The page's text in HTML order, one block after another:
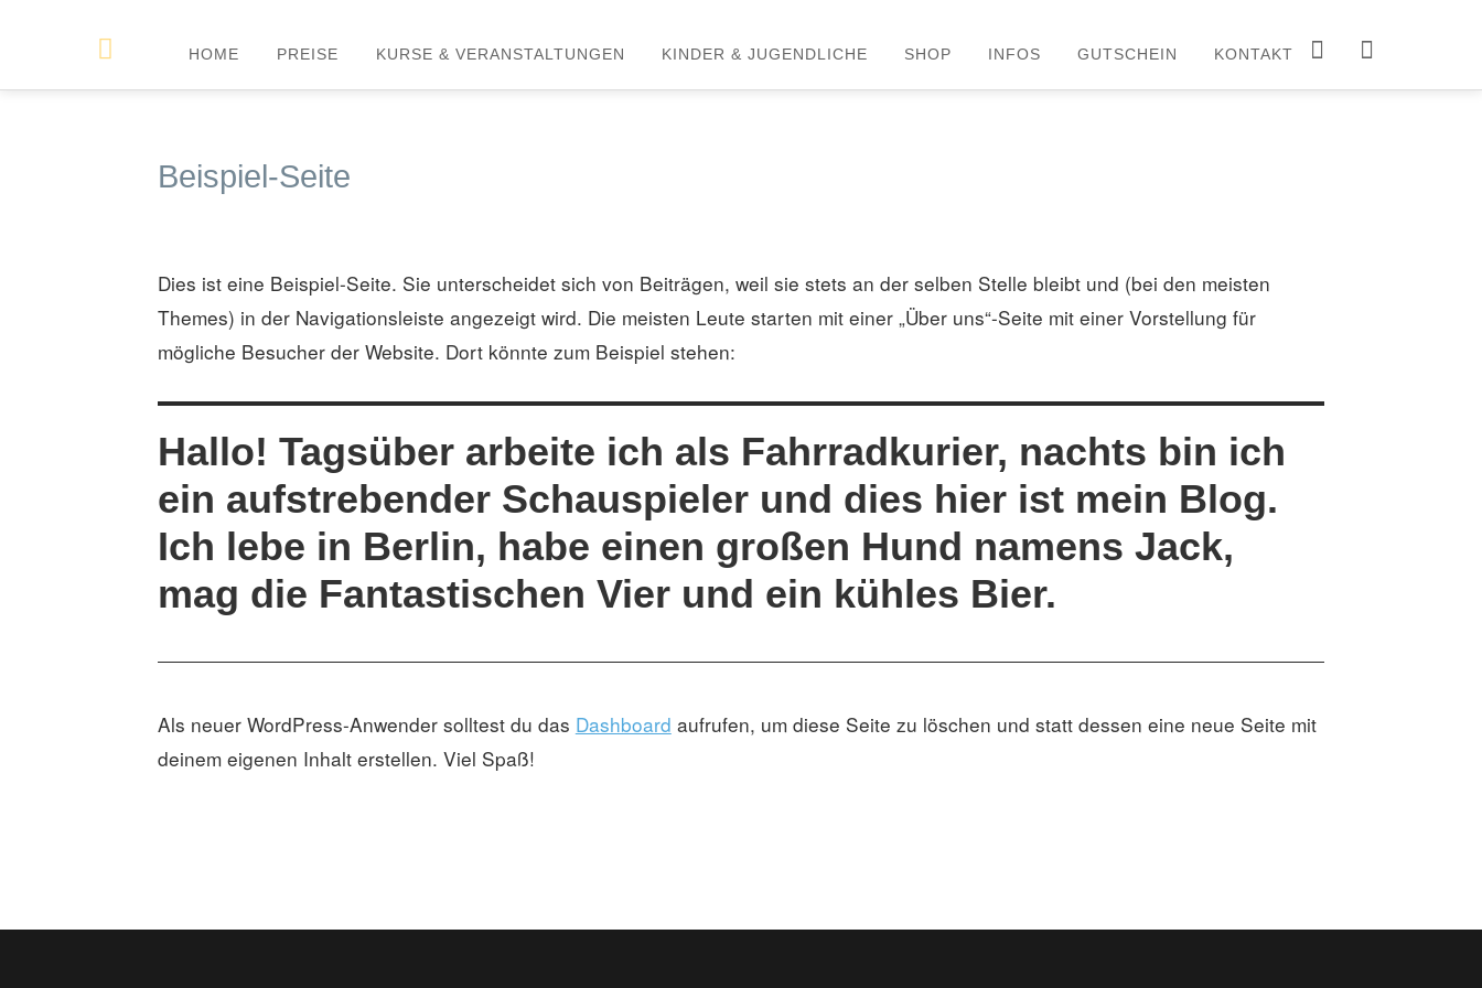
facebookinstagram
HOME PREISE KURSE & VERANSTALTUNGEN KINDER & JUGENDLICHE SHOP INFOS GUTSCHEIN KONTAKT
Beispiel-Seite
Dies ist eine Beispiel-Seite. Sie unterscheidet sich von Beiträgen, weil sie stets an der selben Stelle bleibt und (bei den meisten
Themes) in der Navigationsleiste angezeigt wird. Die meisten Leute starten mit einer „Über uns“-Seite mit einer Vorstellung für
mögliche Besucher der Website. Dort könnte zum Beispiel stehen:
Hallo! Tagsüber arbeite ich als Fahrradkurier, nachts bin ich
ein aufstrebender Schauspieler und dies hier ist mein Blog.
Ich lebe in Berlin, habe einen großen Hund namens Jack,
mag die Fantastischen Vier und ein kühles Bier.
Als neuer WordPress-Anwender solltest du das Dashboard aufrufen, um diese Seite zu löschen und statt dessen eine neue Seite mit
deinem eigenen Inhalt erstellen. Viel Spaß!